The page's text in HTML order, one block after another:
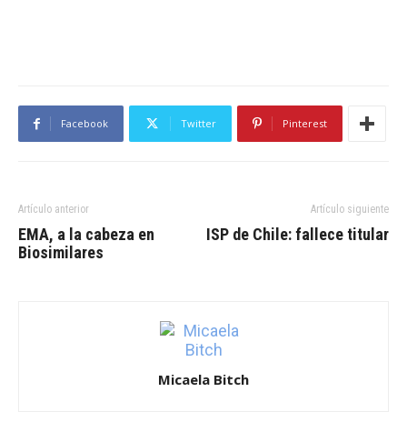
Facebook Twitter Pinterest
Artículo anterior
EMA, a la cabeza en
Biosimilares
Artículo siguiente
ISP de Chile: fallece titular
Micaela Bitch